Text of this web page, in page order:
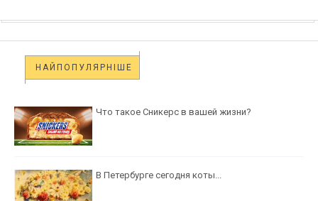
НАЙПОПУЛЯРНІШЕ
Что такое Сникерс в вашей жизни?
В Петербурге сегодня коты...